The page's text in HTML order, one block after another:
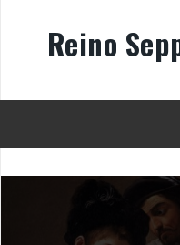
Reino